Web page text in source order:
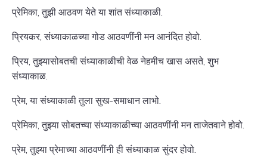
प्रेमिका, तुझी आठवण येते या शांत संध्याकाळी.
प्रियकर, संध्याकाळच्या गोड आठवणींनी मन आनंदित होवो.
प्रिय, तुझ्यासोबतची संध्याकाळीची वेळ नेहमीच खास असते, शुभ
संध्याकाळ.
प्रेम, या संध्याकाळी तुला सुख-समाधान लाभो.
प्रेमिका, तुझ्या सोबतच्या संध्याकाळीच्या आठवणींनी मन ताजेतवाने होवो.
प्रेम, तुझ्या प्रेमाच्या आठवणींनी ही संध्याकाळ सुंदर होवो.